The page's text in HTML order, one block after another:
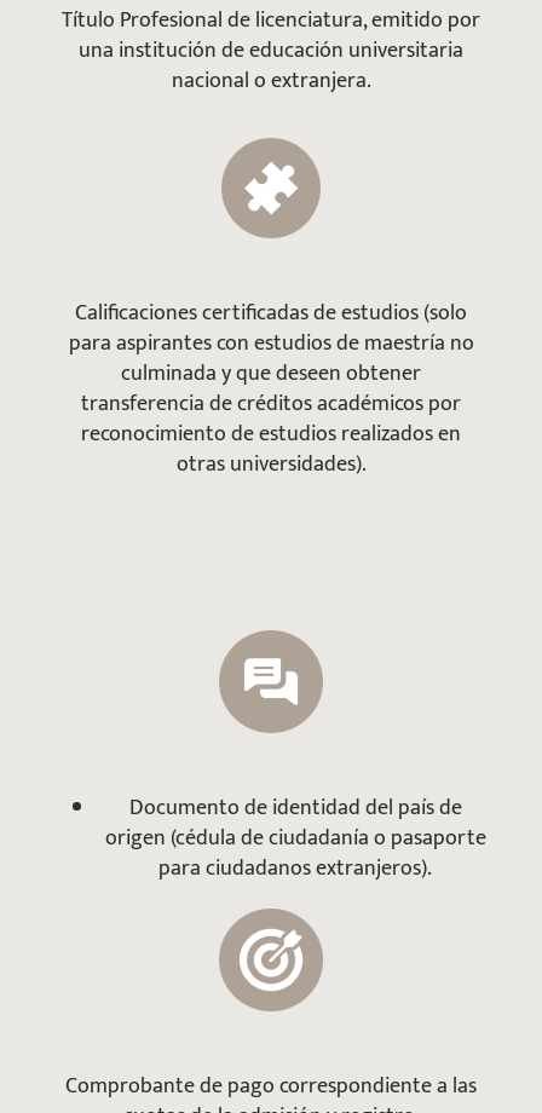
Título Profesional de licenciatura, emitido por
una institución de educación universitaria
nacional o extranjera.
Calificaciones certificadas de estudios (solo
para aspirantes con estudios de maestría no
culminada y que deseen obtener
transferencia de créditos académicos por
reconocimiento de estudios realizados en
otras universidades).
Documento de identidad del país de
origen (cédula de ciudadanía o pasaporte
para ciudadanos extranjeros).
Comprobante de pago correspondiente a las